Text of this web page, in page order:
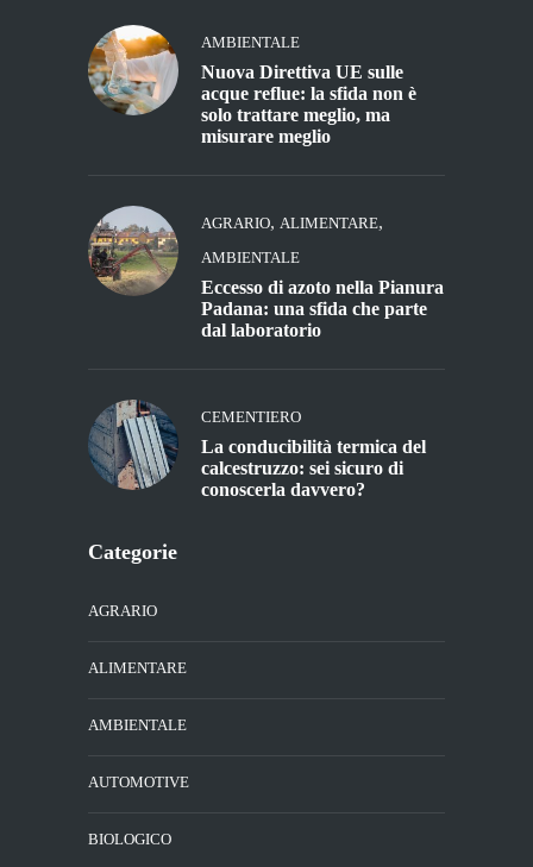
AMBIENTALE
Nuova Direttiva UE sulle
acque reflue: la sfida non è
solo trattare meglio, ma
misurare meglio
AGRARIO, ALIMENTARE,
AMBIENTALE
Eccesso di azoto nella Pianura
Padana: una sfida che parte
dal laboratorio
CEMENTIERO
La conducibilità termica del
calcestruzzo: sei sicuro di
conoscerla davvero?
Categorie
AGRARIO
ALIMENTARE
AMBIENTALE
AUTOMOTIVE
BIOLOGICO